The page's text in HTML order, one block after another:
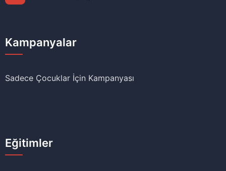
Kampanyalar
Sadece Çocuklar İçin Kampanyası
Eğitimler